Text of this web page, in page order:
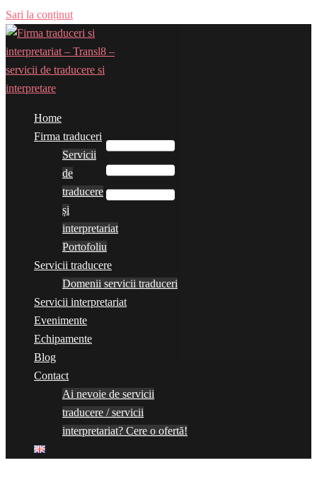
Sari la conținut
Home
Firma traduceri
Servicii
de
traducere
și
interpretariat
Portofoliu
Servicii traducere
Domenii servicii traduceri
Servicii interpretariat
Evenimente
Echipamente
Blog
Contact
Ai nevoie de servicii
traducere / servicii
interpretariat? Cere o ofertă!